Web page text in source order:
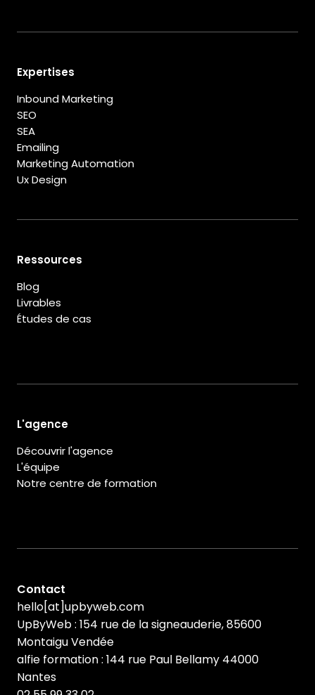
Expertises
Inbound Marketing
SEO
SEA
Emailing
Marketing Automation
Ux Design
Ressources
Blog
Livrables
Études de cas
L'agence
Découvrir l'agence
L'équipe
Notre centre de formation
Contact
hello[at]upbyweb.com
UpByWeb : 154 rue de la signeauderie, 85600
Montaigu Vendée
alfie formation : 144 rue Paul Bellamy 44000
Nantes